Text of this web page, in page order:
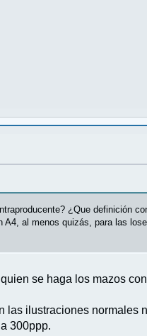
¿Que definición
al menos quizás, para las
se haga los mazos
ilustraciones normales
300ppp.